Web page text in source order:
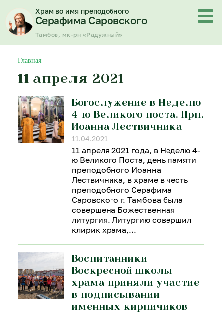
содержимому
Храм во имя преподобного
Серафима Саровского
Тамбов, мк-рн «Радужный»
Главная
11 апреля 2021
Богослужение в Неделю
4-ю Великого поста. Прп.
Иоанна Лествичника
11.04.2021
11 апреля 2021 года, в Неделю 4-
ю Великого Поста, день памяти
преподобного Иоанна
Лествичника, в храме в честь
преподобного Серафима
Саровского г. Тамбова была
совершена Божественная
литургия. Литургию совершил
клирик храма,
Воспитанники
Воскресной школы
храма приняли участие
в подписывании
именных кирпичиков